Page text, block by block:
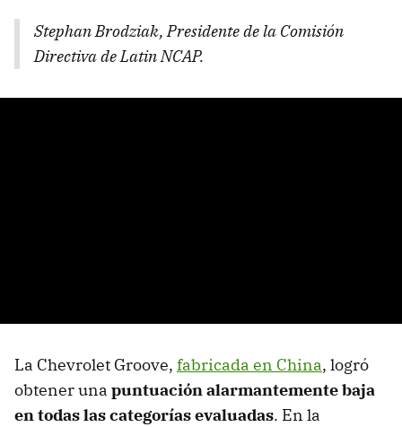
Stephan Brodziak, Presidente de la Comisión
Directiva de Latin NCAP.
La Chevrolet Groove, fabricada en China, logró
obtener una puntuación alarmantemente baja
en todas las categorías evaluadas. En la